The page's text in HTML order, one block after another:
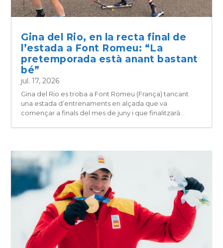
Gina del Rio, en la recta final de
l’estada a Font Romeu: “La
pretemporada està anant bastant
bé”
jul. 17, 2026
Gina del Rio es troba a Font Romeu (França) tancant
una estada d’entrenaments en alçada que va
començar a finals del mes de juny i que finalitzarà...